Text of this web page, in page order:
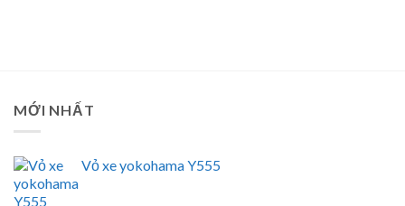
MỚI NHẤT
Vỏ xe yokohama Y555